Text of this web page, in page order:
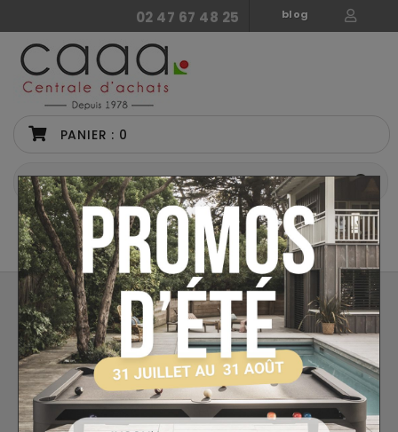
blog
02 47 67 48 25
PANIER : 0
CATÉGORIES
PIÈCES DÉTACHÉES PETIOT
Retour Accessoires Baby Foot
Pièces détachées Petiot Poignée longue
alu Petiot